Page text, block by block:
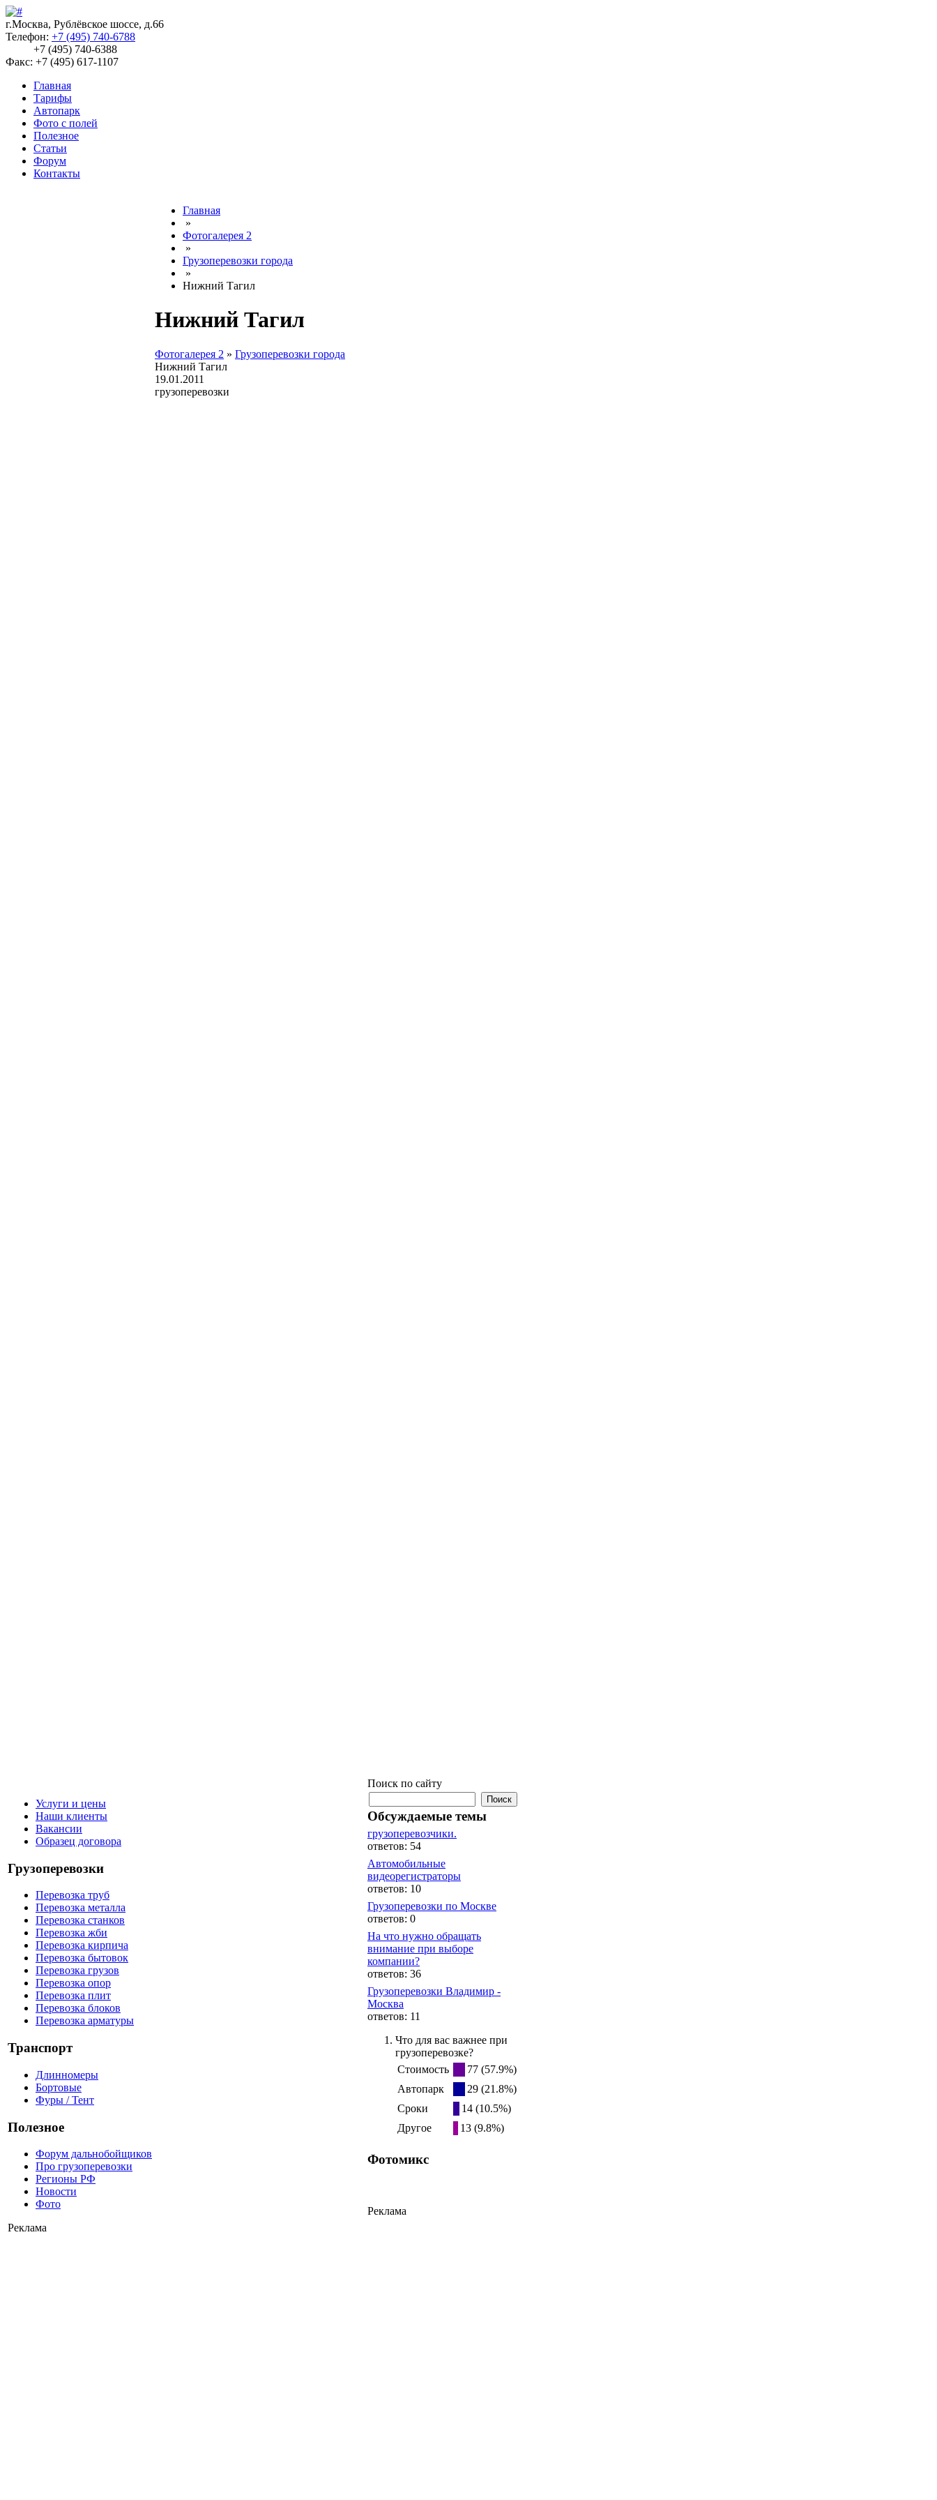
г.Москва, Рублёвское шоссе, д.66
Телефон: +7 (495) 740-6788
+7 (495) 740-6388
Факс: +7 (495) 617-1107
Главная
Тарифы
Автопарк
Фото с полей
Полезное
Статьи
Форум
Контакты
Услуги и цены
Наши клиенты
Вакансии
Образец договора
Грузоперевозки
Перевозка труб
Перевозка металла
Перевозка станков
Перевозка жби
Перевозка кирпича
Перевозка бытовок
Перевозка грузов
Перевозка опор
Перевозка плит
Перевозка блоков
Перевозка арматуры
Транспорт
Длинномеры
Бортовые
Фуры / Тент
Полезное
Форум дальнобойщиков
Про грузоперевозки
Регионы РФ
Новости
Фото
Реклама
Главная
»
Фотогалерея 2
»
Грузоперевозки города
»
Нижний Тагил
Нижний Тагил
Фотогалерея 2 » Грузоперевозки города
Нижний Тагил
19.01.2011
грузоперевозки
Поиск по сайту
Обсуждаемые темы
грузоперевозчики.
ответов: 54
Автомобильные
видеорегистраторы
ответов: 10
Грузоперевозки по Москве
ответов: 0
На что нужно обращать
внимание при выборе
компании?
ответов: 36
Грузоперевозки Владимир -
Москва
ответов: 11
Что для вас важнее при
грузоперевозке?
Стоимость
77 (57.9%)
Автопарк
29 (21.8%)
Сроки
14 (10.5%)
Другое
13 (9.8%)
Фотомикс
Реклама